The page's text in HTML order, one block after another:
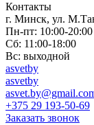
Контакты
г. Минск, ул.
Пн-пт: 10:00-20:00
Сб: 11:00-18:00
Вс: выходной
asvetby
asvetby
+375 29 193-50-69
Заказать звонок